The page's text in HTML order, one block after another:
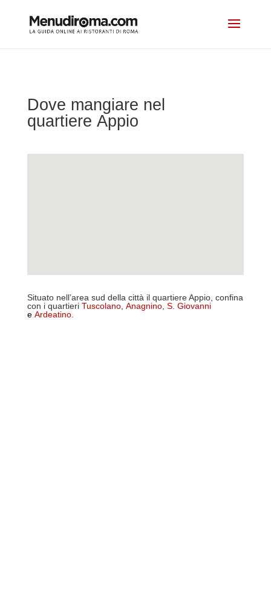
Dove mangiare nel
quartiere Appio
Situato nell’area sud della città il quartiere Appio, confina
con i quartieri Tuscolano, Anagnino, S. Giovanni
e Ardeatino.